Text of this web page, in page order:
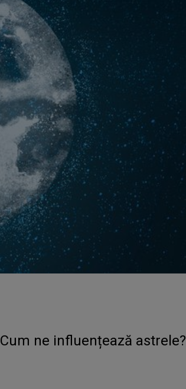
ne influențează astrele?